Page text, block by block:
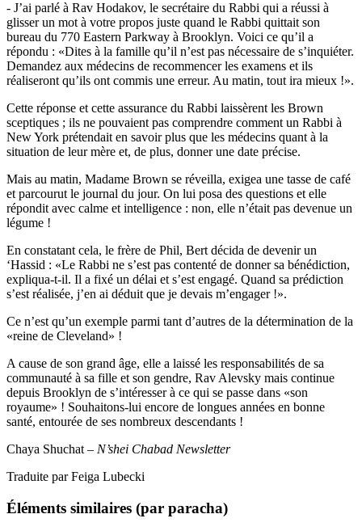
- J’ai parlé à Rav Hodakov, le secrétaire du Rabbi qui a réussi à
glisser un mot à votre propos juste quand le Rabbi quittait son
bureau du 770 Eastern Parkway à Brooklyn. Voici ce qu’il a
répondu : «Dites à la famille qu’il n’est pas nécessaire de s’inquiéter.
Demandez aux médecins de recommencer les examens et ils
réaliseront qu’ils ont commis une erreur. Au matin, tout ira mieux !».
Cette réponse et cette assurance du Rabbi laissèrent les Brown
sceptiques ; ils ne pouvaient pas comprendre comment un Rabbi à
New York prétendait en savoir plus que les médecins quant à la
situation de leur mère et, de plus, donner une date précise.
Mais au matin, Madame Brown se réveilla, exigea une tasse de café
et parcourut le journal du jour. On lui posa des questions et elle
répondit avec calme et intelligence : non, elle n’était pas devenue un
légume !
En constatant cela, le frère de Phil, Bert décida de devenir un
‘Hassid : «Le Rabbi ne s’est pas contenté de donner sa bénédiction,
expliqua-t-il. Il a fixé un délai et s’est engagé. Quand sa prédiction
s’est réalisée, j’en ai déduit que je devais m’engager !».
Ce n’est qu’un exemple parmi tant d’autres de la détermination de la
«reine de Cleveland» !
A cause de son grand âge, elle a laissé les responsabilités de sa
communauté à sa fille et son gendre, Rav Alevsky mais continue
depuis Brooklyn de s’intéresser à ce qui se passe dans «son
royaume» ! Souhaitons-lui encore de longues années en bonne
santé, entourée de ses nombreux descendants !
Chaya Shuchat – N’shei Chabad Newsletter
Traduite par Feiga Lubecki
Éléments similaires (par paracha)